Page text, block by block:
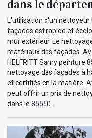
dans le
L'utilisation d'un nettoyeur
façades est rapide et
mur extérieur. Le
matériaux des façades.
HELFRITT Samy peinture
nettoyage des façades à
et certifiés en la matière.
peut offrir un prix de
dans le 85550.